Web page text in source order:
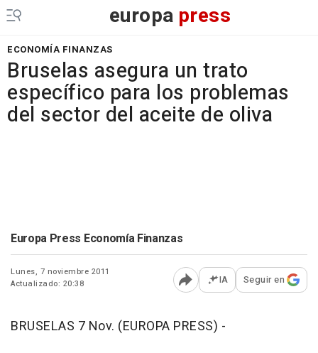
europa press
ECONOMÍA FINANZAS
Bruselas asegura un trato
específico para los problemas
del sector del aceite de oliva
Europa Press Economía Finanzas
Lunes, 7 noviembre 2011
Actualizado: 20:38
Abrir opciones para
IA Seguir en
BRUSELAS 7 Nov. (EUROPA PRESS) -